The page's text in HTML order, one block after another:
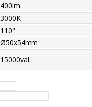
400lm
3000K
110°
Ø50x54mm
15000val.